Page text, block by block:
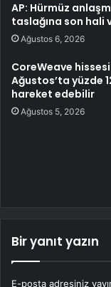
AP: Hürmüz
taslağına son hali
Ağustos 6, 2026
CoreWeave hissesi
Ağustos’ta yüzde
hareket edebilir
Ağustos 5, 2026
Bir yanıt yazın
E-posta adresiniz